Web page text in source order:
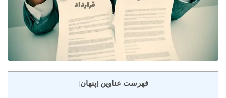
فهرست عناوین [پنهان]